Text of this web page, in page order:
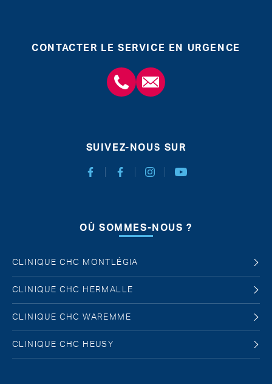
CONTACTER LE SERVICE EN URGENCE
+3243554120chirabdomle@chc.be
SUIVEZ-NOUS SUR
Facebook Chirurgie Abdominale
Facebook Chirurgie de l'obésité
InstagramYoutube
OÙ SOMMES-NOUS ?
CLINIQUE CHC MONTLÉGIA
CLINIQUE CHC HERMALLE
CLINIQUE CHC WAREMME
CLINIQUE CHC HEUSY